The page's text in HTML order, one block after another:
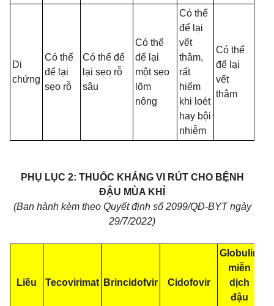
Di
chứng
Có thể
để lại
sẹo rỗ
Có thể để
lại sẹo rỗ
sâu
Có thể
để lại
một sẹo
lõm
nông
Có thể
để lại
vết
thâm,
rất
hiếm
khi loét
hay bội
nhiễm
Có thể
để lại
vết
thâm
PHỤ LỤC 2: THUỐC KHÁNG VI RÚT CHO BỆNH
ĐẬU MÙA KHỈ
(Ban hành kèm theo Quyết định số 2099/QĐ-BYT ngày
29/7/2022)
Liều Tecovirimat Brincidofvir Cidofovir
Globulin
miễn
dịch
đậu